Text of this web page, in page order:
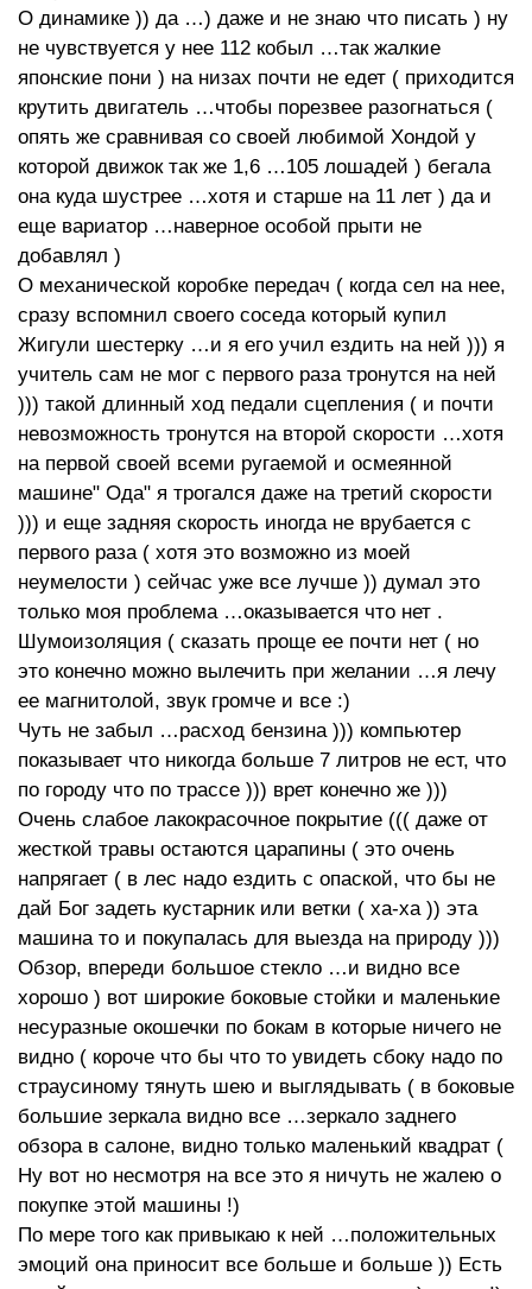
О динамике )) да …) даже и не знаю что писать ) ну
не чувствуется у нее 112 кобыл …так жалкие
японские пони ) на низах почти не едет ( приходится
крутить двигатель …чтобы порезвее разогнаться (
опять же сравнивая со своей любимой Хондой у
которой движок так же 1,6 …105 лошадей ) бегала
она куда шустрее …хотя и старше на 11 лет ) да и
еще вариатор …наверное особой прыти не
добавлял )
О механической коробке передач ( когда сел на нее,
сразу вспомнил своего соседа который купил
Жигули шестерку …и я его учил ездить на ней ))) я
учитель сам не мог с первого раза тронутся на ней
))) такой длинный ход педали сцепления ( и почти
невозможность тронутся на второй скорости …хотя
на первой своей всеми ругаемой и осмеянной
машине" Ода" я трогался даже на третий скорости
))) и еще задняя скорость иногда не врубается с
первого раза ( хотя это возможно из моей
неумелости ) сейчас уже все лучше )) думал это
только моя проблема …оказывается что нет .
Шумоизоляция ( сказать проще ее почти нет ( но
это конечно можно вылечить при желании …я лечу
ее магнитолой, звук громче и все :)
Чуть не забыл …расход бензина ))) компьютер
показывает что никогда больше 7 литров не ест, что
по городу что по трассе ))) врет конечно же )))
Очень слабое лакокрасочное покрытие ((( даже от
жесткой травы остаются царапины ( это очень
напрягает ( в лес надо ездить с опаской, что бы не
дай Бог задеть кустарник или ветки ( ха-ха )) эта
машина то и покупалась для выезда на природу )))
Обзор, впереди большое стекло …и видно все
хорошо ) вот широкие боковые стойки и маленькие
несуразные окошечки по бокам в которые ничего не
видно ( короче что бы что то увидеть сбоку надо по
страусиному тянуть шею и выглядывать ( в боковые
большие зеркала видно все …зеркало заднего
обзора в салоне, видно только маленький квадрат (
Ну вот но несмотря на все это я ничуть не жалею о
покупке этой машины !)
По мере того как привыкаю к ней …положительных
эмоций она приносит все больше и больше )) Есть